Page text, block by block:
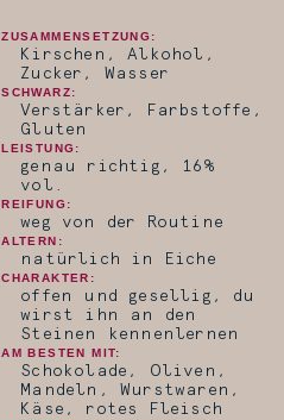
ZUSAMMENSETZUNG:
Kirschen, Alkohol,
Zucker, Wasser
SCHWARZ:
Verstärker, Farbstoffe,
Gluten
LEISTUNG:
genau richtig, 16%
vol.
REIFUNG:
weg von der Routine
ALTERN:
natürlich in Eiche
CHARAKTER:
offen und gesellig, du
wirst ihn an den
Steinen kennenlernen
AM BESTEN MIT:
Schokolade, Oliven,
Mandeln, Wurstwaren,
Käse, rotes Fleisch